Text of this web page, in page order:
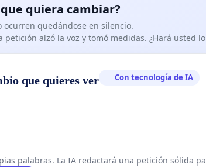
quiera cambiar?
ocurren quedándose en silencio.
petición alzó la voz y tomó medidas. ¿Hará usted
que quieres ver Con tecnología de IA
palabras. La IA redactará una petición sólida